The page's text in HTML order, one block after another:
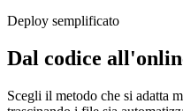
Deploy semplificato
Dal codice
Scegli il metodo che si adatta